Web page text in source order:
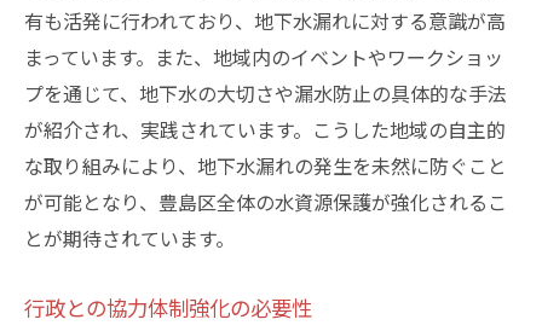
有も活発に行われており、地下水漏れに対する意識が高
まっています。また、地域内のイベントやワークショッ
プを通じて、地下水の大切さや漏水防止の具体的な手法
が紹介され、実践されています。こうした地域の自主的
な取り組みにより、地下水漏れの発生を未然に防ぐこと
が可能となり、豊島区全体の水資源保護が強化されるこ
とが期待されています。
行政との協力体制強化の必要性